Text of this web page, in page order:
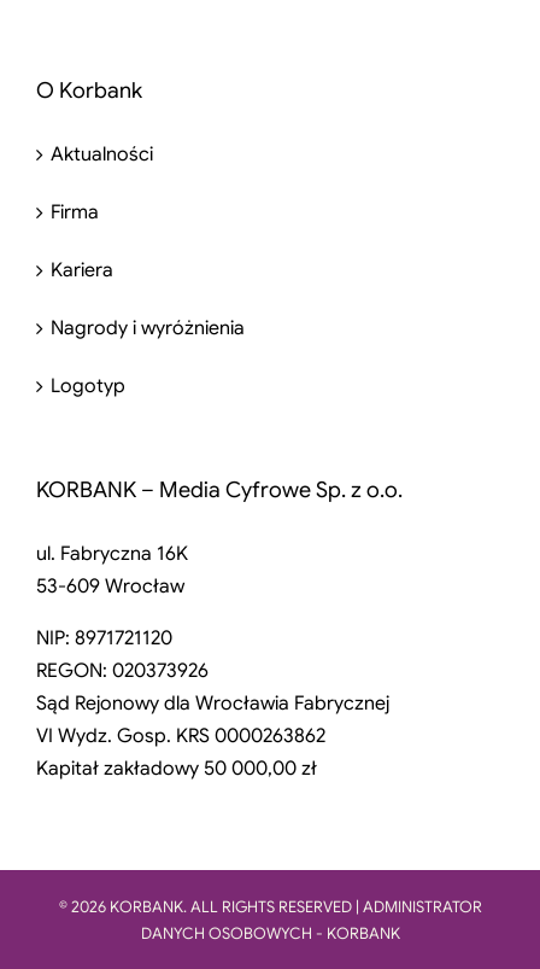
O Korbank
Aktualności
Firma
Kariera
Nagrody i wyróżnienia
Logotyp
KORBANK – Media Cyfrowe Sp. z o.o.
ul. Fabryczna 16K
53-609 Wrocław
NIP: 8971721120
REGON: 020373926
Sąd Rejonowy dla Wrocławia Fabrycznej
VI Wydz. Gosp. KRS 0000263862
Kapitał zakładowy 50 000,00 zł
© 2026 KORBANK. ALL RIGHTS RESERVED | ADMINISTRATOR
DANYCH OSOBOWYCH - KORBANK